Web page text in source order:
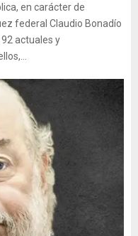
en carácter de
federal Claudio Bonadío
actuales y